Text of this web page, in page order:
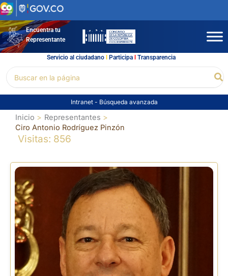
Ir
al
contenidoEncuentra tu
Representante
Servicio al ciudadano l Participal Transparencia
por:
Intranet - Búsqueda avanzada
Inicio
Representantes
Ciro Antonio Rodríguez Pinzón
Visitas: 856